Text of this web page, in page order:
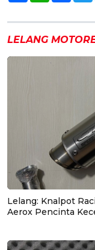
LELANG
Lelang: Knalpot
Aerox Pencinta